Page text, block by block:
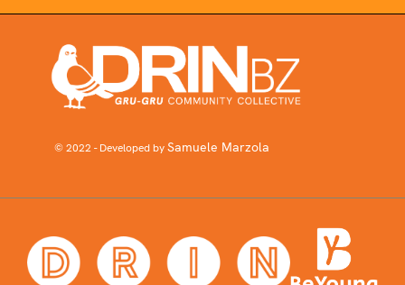
© 2022 - Developed bySamuele Marzola